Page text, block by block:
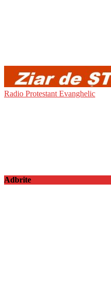
Radio Protestant Evanghelic
Adbrite